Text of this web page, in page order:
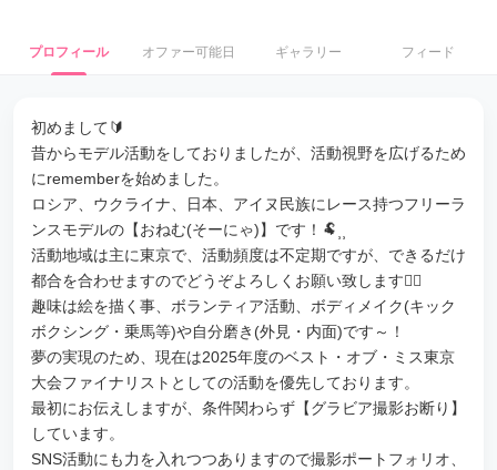
プロフィール オファー可能日 ギャラリー フィード
初めまして🔰
昔からモデル活動をしておりましたが、活動視野を広げるため
にrememberを始めました。
ロシア、ウクライナ、日本、アイヌ民族にレース持つフリーラ
ンスモデルの【おねむ(そーにゃ)】です！🐏⸒⸒
活動地域は主に東京で、活動頻度は不定期ですが、できるだけ
都合を合わせますのでどうぞよろしくお願い致します🙇‍♀️
趣味は絵を描く事、ボランティア活動、ボディメイク(キック
ボクシング・乗馬等)や自分磨き(外見・内面)です～！
夢の実現のため、現在は2025年度のベスト・オブ・ミス東京
大会ファイナリストとしての活動を優先しております。
最初にお伝えしますが、条件関わらず【グラビア撮影お断り】
しています。
SNS活動にも力を入れつつありますので撮影ポートフォリオ、